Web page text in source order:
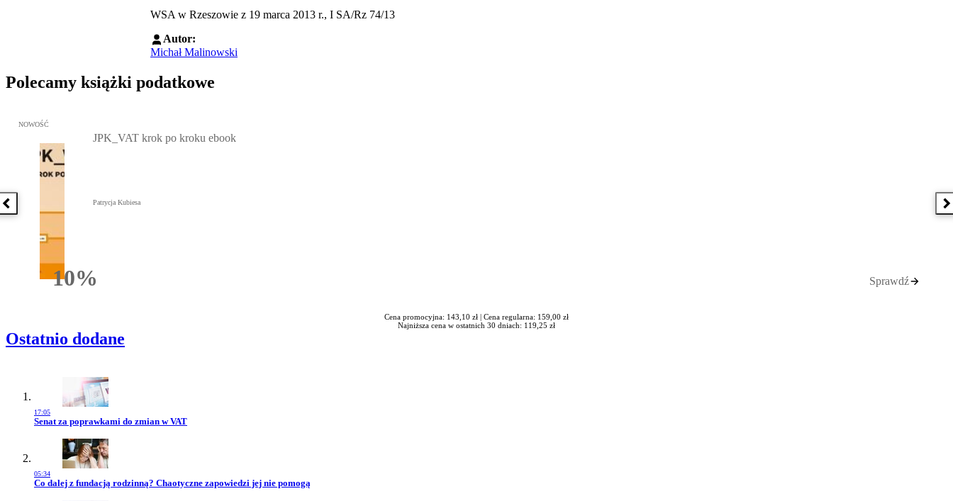
WSA w Rzeszowie z 19 marca 2013 r., I SA/Rz 74/13
Autor:
Michał Malinowski
Polecamy książki podatkowe
Poprzednia książka
Przejdź do: JPK_VAT krok po kroku ebook, Patrycja Kubiesa - otwiera się w nowym oknie
NOWOŚĆ
10%Rabatu
JPK_VAT krok po kroku ebook
Patrycja Kubiesa
Sprawdź
Cena promocyjna: 143,10 zł | Cena regularna: 159,00 zł
Najniższa cena w ostatnich 30 dniach: 119,25 zł
Ostatnio dodane
17:05
Przejdź do artykułu:
Senat za poprawkami do zmian w VAT
05:34
Przejdź do artykułu:
Co dalej z fundacją rodzinną? Chaotyczne zapowiedzi jej nie pomogą